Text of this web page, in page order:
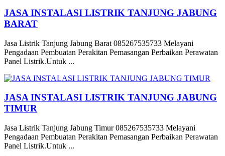
JASA INSTALASI LISTRIK TANJUNG JABUNG
BARAT
Jasa Listrik Tanjung Jabung Barat 085267535733 Melayani
Pengadaan Pembuatan Perakitan Pemasangan Perbaikan Perawatan
Panel Listrik.Untuk ...
JASA INSTALASI LISTRIK TANJUNG JABUNG
TIMUR
Jasa Listrik Tanjung Jabung Timur 085267535733 Melayani
Pengadaan Pembuatan Perakitan Pemasangan Perbaikan Perawatan
Panel Listrik.Untuk ...